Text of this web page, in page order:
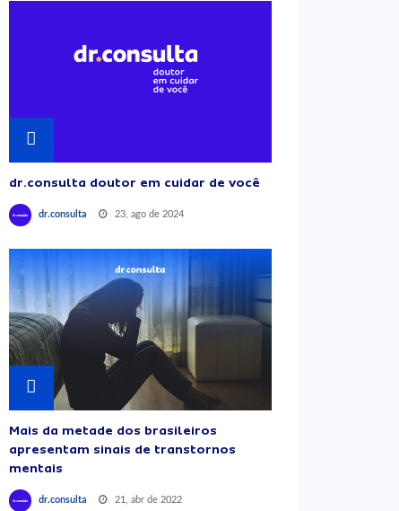
dr.consulta doutor em cuidar de você
dr.consulta 23, ago de 2024
Mais da metade dos brasileiros
apresentam sinais de transtornos
mentais
dr.consulta 21, abr de 2022